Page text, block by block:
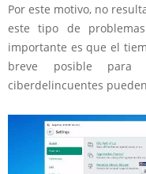
Por este motivo, no
este tipo de
importante es que el
breve posible
ciberdelincuentes